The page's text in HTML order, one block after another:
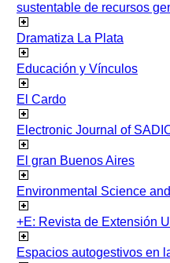
sustentable de recursos
Dramatiza La Plata
Educación y Vínculos
El Cardo
Electronic Journal of
El gran Buenos Aires
Environmental Science
+E: Revista de Extensión
Espacios autogestivos en